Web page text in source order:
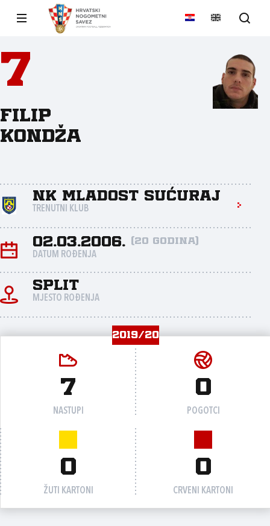
7
Filip
Kondža
NK Mladost Sućuraj
TRENUTNI KLUB
02.03.2006. (20 godina)
DATUM ROĐENJA
Split
MJESTO ROĐENJA
2019/20
7
NASTUPI
0
POGOTCI
0
ŽUTI KARTONI
0
CRVENI KARTONI